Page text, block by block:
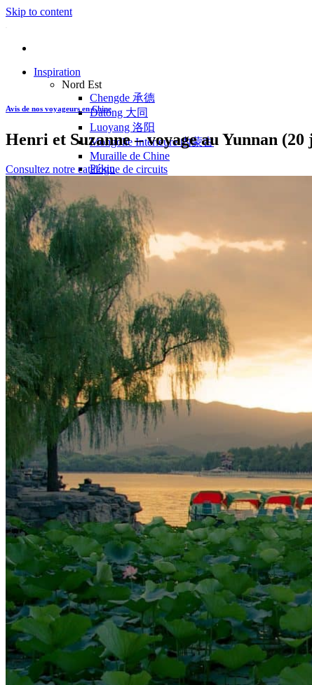
Skip to content
Inspiration
Nord Est
Chengde 承德
Datong 大同
Luoyang 洛阳
Mongolie Intérieure 内蒙古
Muraille de Chine
Pékin
Wutaishan 五台山
Côte Est
Anhui 安徽
Hangzhou 杭州
Jiangxi 江西
Montagnes Jaunes
Shandong 山东
Shanghai 上海
Suzhou 苏州
Nord Ouest
Gansu 甘肃
Dunhuang – 敦煌
Jiayuguan – 嘉峪关
Qinghai 青海
Xi’an 西安市
Xinjiang 新疆
Kashgar
Turpan
Sud Est
Canton 广州
Fujian 福建
Hong Kong 香港
Hunan 湖南
Ile d’Hainan 海南
Macao 澳门
Taïwan 台湾
Shenzhen
Sud Ouest
Chongqing 重庆
Guangxi 广西
Guizhou 贵州
Hubei
Sichuan 四川
Tibet 西藏
Yunnan 云南
Avis de nos voyageurs en Chine
Henri et Suzanne – voyage au Yunnan (20
Consultez notre catalogue de circuits